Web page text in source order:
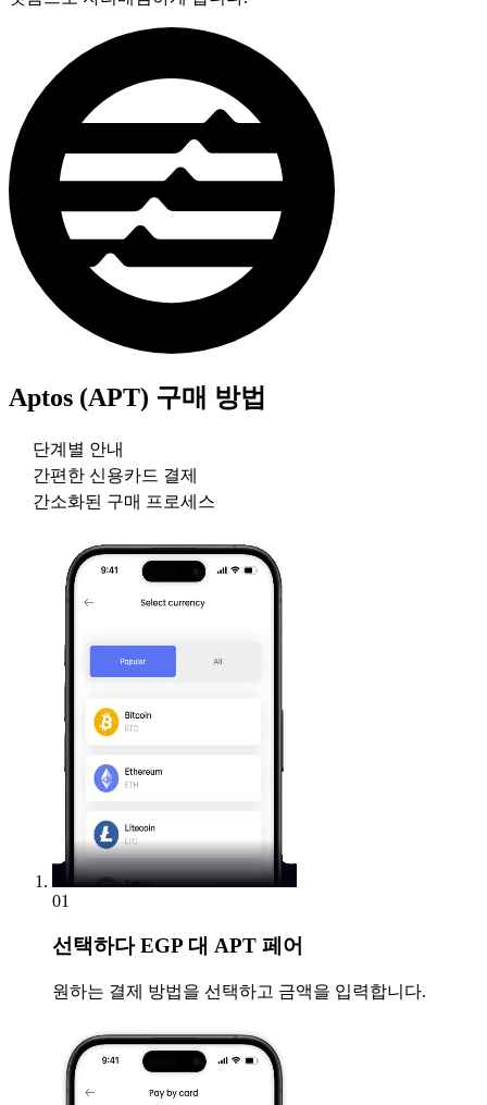
Aptos (APT) 구매 방법
단계별 안내
간편한 신용카드 결제
간소화된 구매 프로세스
01
선택하다EGP 대 APT 페어
원하는 결제 방법을 선택하고 금액을 입력합니다.